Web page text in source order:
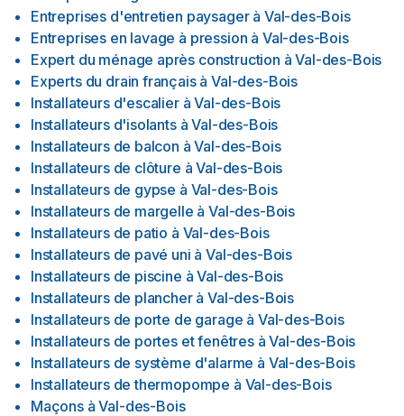
Entreprises d'entretien paysager à Val-des-Bois
Entreprises en lavage à pression à Val-des-Bois
Expert du ménage après construction à Val-des-Bois
Experts du drain français à Val-des-Bois
Installateurs d'escalier à Val-des-Bois
Installateurs d'isolants à Val-des-Bois
Installateurs de balcon à Val-des-Bois
Installateurs de clôture à Val-des-Bois
Installateurs de gypse à Val-des-Bois
Installateurs de margelle à Val-des-Bois
Installateurs de patio à Val-des-Bois
Installateurs de pavé uni à Val-des-Bois
Installateurs de piscine à Val-des-Bois
Installateurs de plancher à Val-des-Bois
Installateurs de porte de garage à Val-des-Bois
Installateurs de portes et fenêtres à Val-des-Bois
Installateurs de système d'alarme à Val-des-Bois
Installateurs de thermopompe à Val-des-Bois
Maçons à Val-des-Bois